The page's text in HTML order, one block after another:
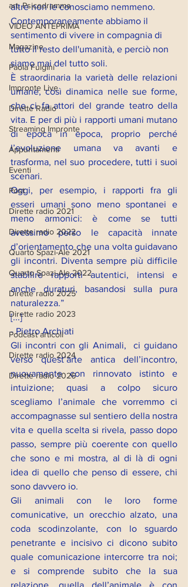
art. Psicodramma
VIDEO ANTEPRIMA
Magazine
Paola Fulgini
Impronte Live
Dirette Radio
Streaming Impronte
Appuntamenti
Eventi
Post
Dirette radio 2021
Dirette radio 2022
Quarto Spazi-Ale 2021
Quarto Spazi-Ale 2022
Dirette radio 2025
Dirette radio 2023
Podcast articoli
Dirette radio 2024
Dirette radio 2026
altre non le conosciamo nemmeno.
Contemporaneamente abbiamo il
sentimento di vivere in compagnia di
tutto il resto dell'umanità, e perciò non
siamo mai del tutto soli.
È straordinaria la varietà delle relazioni
umane, così dinamica nelle sue forme,
che ci fa attori del grande teatro della
vita. E per di più i rapporti umani mutano
di epoca in epoca, proprio perché
l’evoluzione umana va avanti e
trasforma, nel suo procedere, tutti i suoi
scenari.
Oggi, per esempio, i rapporti fra gli
esseri umani sono meno spontanei e
meno armonici: è come se tutti
avessimo perso le capacità innate
d’orientamento che una volta guidavano
gli incontri. Diventa sempre più difficile
stabilire rapporti autentici, intensi e
anche duraturi, basandosi sulla pura
naturalezza.”
[...]
- Pietro Archiati
Gli incontri con gli Animali,  ci guidano
verso quest’arte antica dell’incontro,
nuovamente con rinnovato istinto e
intuizione; quasi a colpo sicuro
scegliamo l’animale che vorremmo ci
accompagnasse sul sentiero della nostra
vita e quella scelta si rivela, passo dopo
passo, sempre più coerente con quello
che sono e mi mostra, al di là di ogni
idea di quello che penso di essere, chi
sono davvero io.
Gli animali con le loro forme
comunicative, un orecchio alzato, una
coda scodinzolante, con lo sguardo
penetrante e incisivo ci dicono subito
quale comunicazione intercorre tra noi;
e si comprende subito che la sua
relazione, quella dell’animale è con